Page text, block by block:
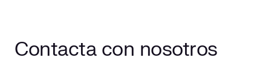
Contacta con nosotros